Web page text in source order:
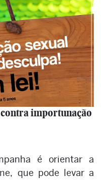
importunação
é orientar a
que pode levar a